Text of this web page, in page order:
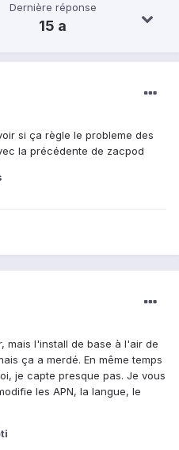
Dernière réponse
15 a
si ça règle le probleme des
la précédente de zacpod
mais l'install de base à l'air de
ça a merdé. En même temps
je capte presque pas. Je vous
les APN, la langue, le